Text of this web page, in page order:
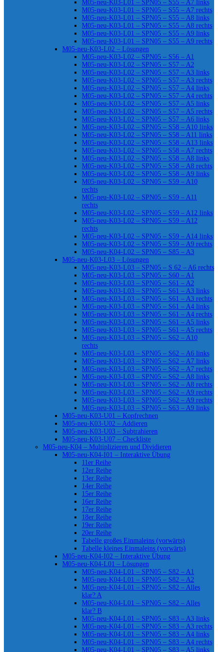
M05-neu-K03-L01 – SPN05 – S55 – A7 links
M05-neu-K03-L01 – SPN05 – S55 – A7 rechts
M05-neu-K03-L01 – SPN05 – S55 – A8 links
M05-neu-K03-L01 – SPN05 – S55 – A8 rechts
M05-neu-K03-L01 – SPN05 – S55 – A9 links
M05-neu-K03-L01 – SPN05 – S55 – A9 rechts
M05-neu-K03-L02 – Lösungen
M05-neu-K03-L02 – SPN05 – S56 – A1
M05-neu-K03-L02 – SPN05 – S57 – A2
M05-neu-K03-L02 – SPN05 – S57 – A3 links
M05-neu-K03-L02 – SPN05 – S57 – A3 rechts
M05-neu-K03-L02 – SPN05 – S57 – A4 links
M05-neu-K03-L02 – SPN05 – S57 – A4 rechts
M05-neu-K03-L02 – SPN05 – S57 – A5 links
M05-neu-K03-L02 – SPN05 – S57 – A5 rechts
M05-neu-K03-L02 – SPN05 – S57 – A6 links
M05-neu-K03-L02 – SPN05 – S58 – A10 links
M05-neu-K03-L02 – SPN05 – S58 – A11 links
M05-neu-K03-L02 – SPN05 – S58 – A13 links
M05-neu-K03-L02 – SPN05 – S58 – A7 rechts
M05-neu-K03-L02 – SPN05 – S58 – A8 links
M05-neu-K03-L02 – SPN05 – S58 – A8 rechts
M05-neu-K03-L02 – SPN05 – S58 – A9 links
M05-neu-K03-L02 – SPN05 – S59 – A10
rechts
M05-neu-K03-L02 – SPN05 – S59 – A11
rechts
M05-neu-K03-L02 – SPN05 – S59 – A12 links
M05-neu-K03-L02 – SPN05 – S59 – A12
rechts
M05-neu-K03-L02 – SPN05 – S59 – A14 links
M05-neu-K03-L02 – SPN05 – S59 – A9 rechts
M05-neu-K04-L02 – SPN05 – S85 – A3
M05-neu-K03-L03 – Lösungen
M05-neu-K03-L03 – SPN05 – S 62 – A6 rechts
M05-neu-K03-L03 – SPN05 – S60 – A1
M05-neu-K03-L03 – SPN05 – S61 – A2
M05-neu-K03-L03 – SPN05 – S61 – A3 links
M05-neu-K03-L03 – SPN05 – S61 – A3 rechts
M05-neu-K03-L03 – SPN05 – S61 – A4 links
M05-neu-K03-L03 – SPN05 – S61 – A4 rechts
M05-neu-K03-L03 – SPN05 – S61 – A5 links
M05-neu-K03-L03 – SPN05 – S61 – A5 rechts
M05-neu-K03-L03 – SPN05 – S62 – A10
rechts
M05-neu-K03-L03 – SPN05 – S62 – A6 links
M05-neu-K03-L03 – SPN05 – S62 – A7 links
M05-neu-K03-L03 – SPN05 – S62 – A7 rechts
M05-neu-K03-L03 – SPN05 – S62 – A8 links
M05-neu-K03-L03 – SPN05 – S62 – A8 rechts
M05-neu-K03-L03 – SPN05 – S62 – A9 rechts
M05-neu-K03-L03 – SPN05 – S62 – A9 rechts
M05-neu-K03-L03 – SPN05 – S63 – A9 links
M05-neu-K03-U01 – Kopfrechnen
M05-neu-K03-U02 – Addieren
M05-neu-K03-U03 – Subtrahieren
M05-neu-K03-U07 – Checkliste
M05-neu-K04 – Multiplizieren und Dividieren
M05-neu-K04-I01 – Interaktive Übung
11er Reihe
12er Reihe
13er Reihe
14er Reihe
15er Reihe
16er Reihe
17er Reihe
18er Reihe
19er Reihe
20er Reihe
Tabelle großes Einmaleins (vorwärts)
Tabelle kleines Einmaleins (vorwärts)
M05-neu-K04-I02 – Interaktive Übung
M05-neu-K04-L01 – Lösungen
M05-neu-K04-L01 – SPN05 – S82 – A1
M05-neu-K04-L01 – SPN05 – S82 – A2
M05-neu-K04-L01 – SPN05 – S82 – Alles
klar? A
M05-neu-K04-L01 – SPN05 – S82 – Alles
klar? B
M05-neu-K04-L01 – SPN05 – S83 – A3 links
M05-neu-K04-L01 – SPN05 – S83 – A3 rechts
M05-neu-K04-L01 – SPN05 – S83 – A4 links
M05-neu-K04-L01 – SPN05 – S83 – A4 rechts
M05-neu-K04-L01 – SPN05 – S83 – A5 links